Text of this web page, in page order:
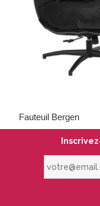
Fauteuil Bergen